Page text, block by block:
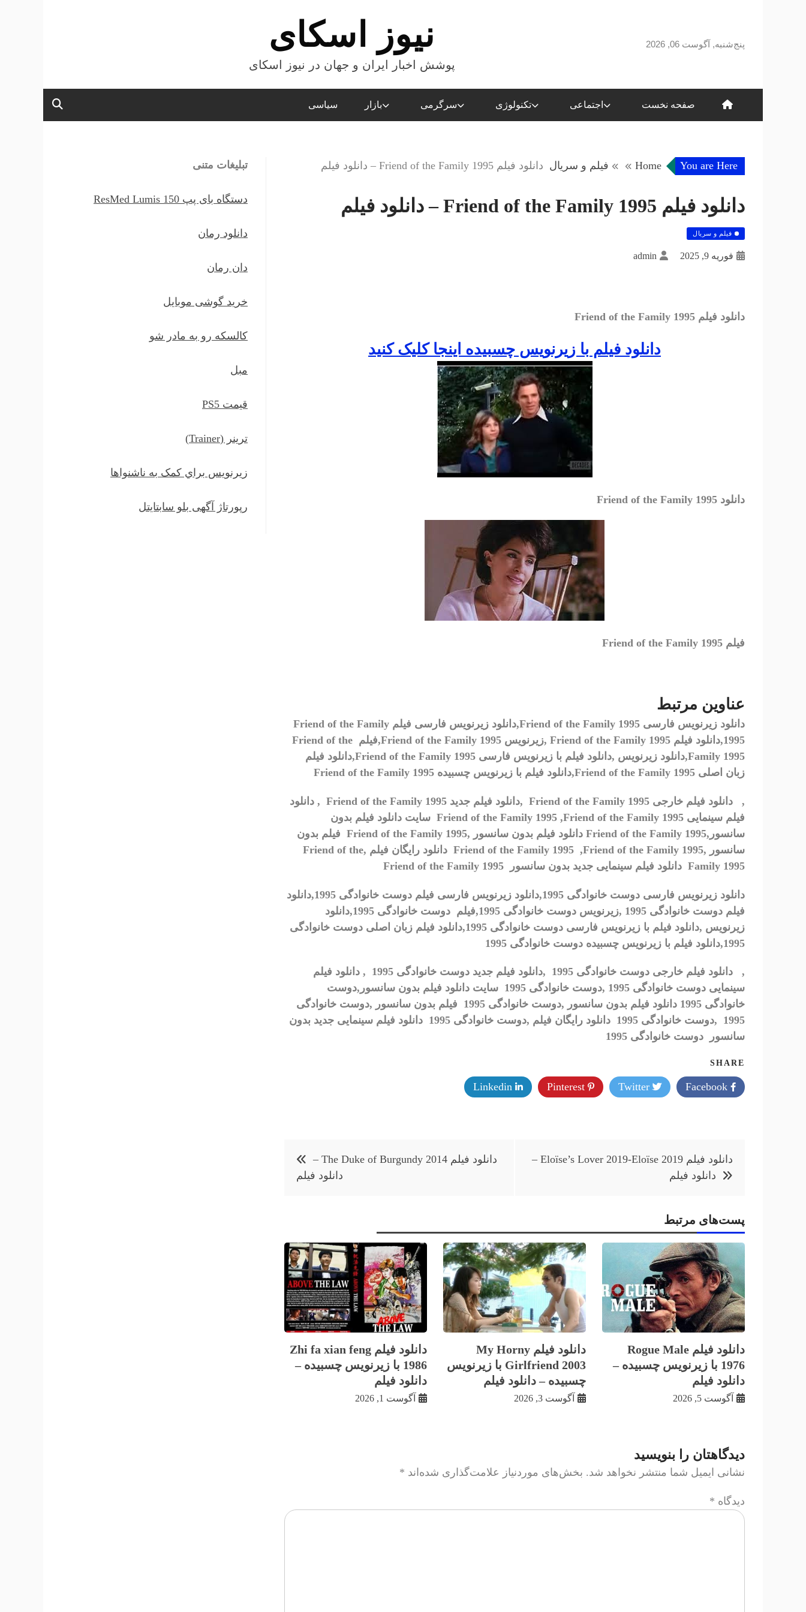
پنج‌شنبه, آگوست 06, 2026 نیوز اسکای
پوشش اخبار ایران و جهان در نیوز اسکای
صفحه نخست اجتماعی تکنولوژی سرگرمی بازار سیاسی
You are Here
Home فیلم و سریال دانلود فیلم Friend of the Family 1995 – دانلود فيلم
دانلود فیلم Friend of the Family 1995 – دانلود فيلم
فیلم و سریال
فوریه 9, 2025 admin
دانلود فیلم Friend of the Family 1995
دانلود فيلم با زيرنويس چسبيده اينجا کليک کنيد
دانلود Friend of the Family 1995
فیلم Friend of the Family 1995
عناوین مرتبط
دانلود زیرنویس فارسی Friend of the Family 1995, دانلود زیرنویس فارسی فیلم Friend of the Family
1995, دانلود فیلم Friend of the Family 1995 , زیرنویس Friend of the Family 1995, فیلم Friend of the
Family 1995, دانلود زیرنویس ,دانلود فیلم با زیرنویس فارسی Friend of the Family 1995, دانلود فیلم
زبان اصلی Friend of the Family 1995, دانلود فیلم با زیرنویس چسبیده Friend of the Family 1995
, دانلود فیلم خارجی Friend of the Family 1995 ,دانلود فیلم جدید Friend of the Family 1995 , دانلود
فیلم سینمایی
Friend of the Family 1995 ,Friend of the Family 1995
سایت دانلود فیلم بدون
سانسور,Friend of the Family 1995 دانلود فیلم بدون سانسور ,Friend of the Family 1995 فیلم بدون
سانسور ,Friend of the Family 1995 ,Friend of the Family 1995 دانلود رایگان فیلم ,Friend of the
Family 1995 دانلود فیلم سینمایی جدید بدون سانسور Friend of the Family 1995
دانلود زیرنویس فارسی دوست خانوادگی 1995 ,دانلود زیرنویس فارسی فیلم دوست خانوادگی 1995 ,دانلود
فیلم دوست خانوادگی 1995 ,زیرنویس دوست خانوادگی 1995 ,فیلم دوست خانوادگی 1995 ,دانلود
زیرنویس ,دانلود فیلم با زیرنویس فارسی دوست خانوادگی 1995 ,دانلود فیلم زبان اصلی دوست خانوادگی
1995
,دانلود فیلم با زیرنویس چسبیده دوست خانوادگی 1995
, دانلود فیلم خارجی دوست خانوادگی 1995 ,دانلود فیلم جدید دوست خانوادگی 1995
, دانلود فیلم
سینمایی دوست خانوادگی 1995 ,دوست خانوادگی 1995 سایت دانلود فیلم بدون سانسور,دوست
خانوادگی 1995 دانلود فیلم بدون سانسور ,دوست خانوادگی 1995 فیلم بدون سانسور ,دوست خانوادگی
1995
,
دوست خانوادگی 1995 دانلود رایگان فیلم ,دوست خانوادگی 1995 دانلود فیلم سینمایی جدید بدون
سانسور دوست خانوادگی 1995
SHARE
Twitter
راهبری
نوشته
دانلود فیلم Eloïse’s Lover 2019-Eloïse 2019 –
دانلود فيلم
دانلود فیلم The Duke of Burgundy 2014 –
دانلود فيلم
پست‌های مرتبط
دانلود فیلم Rogue Male
1976 با زيرنويس چسبيده –
دانلود فیلم
آگوست 5, 2026
دانلود فیلم My Horny
Girlfriend 2003 با زيرنويس
چسبيده – دانلود فیلم
آگوست 3, 2026
دانلود فیلم Zhi fa xian feng
1986 با زيرنويس چسبيده –
دانلود فیلم
آگوست 1, 2026
دیدگاهتان را بنویسید
نشانی ایمیل شما منتشر نخواهد شد. بخش‌های موردنیاز علامت‌گذاری شده‌اند *
دیدگاه *
تبلیغات متنی
دستگاه بای پپ ResMed Lumis 150
دانلود رمان
دان رمان
خرید گوشی موبایل
کالسکه رو به مادر شو
مبل
قیمت PS5
ترينر (Trainer)
زيرنويس براي کمک به ناشنواها
رپورتاژ آگهی بلو سابتایتل